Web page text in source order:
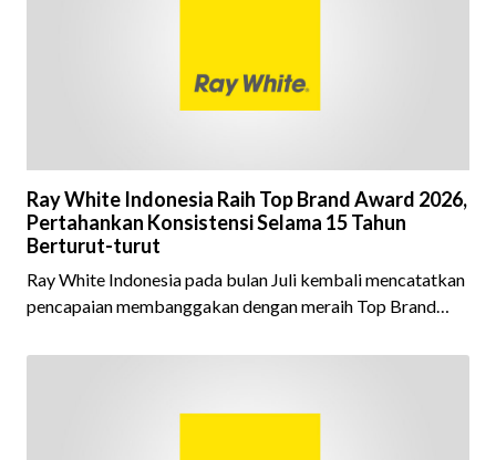
Ray White Indonesia Raih Top Brand Award 2026,
Pertahankan Konsistensi Selama 15 Tahun
Berturut-turut
Ray White Indonesia pada bulan Juli kembali mencatatkan
pencapaian membanggakan dengan meraih Top Brand
ini menjadi semakin istimewa karena Ray White Indonesia
tahun berturut-turut, sebuah bukti nyata atas konsistensi,